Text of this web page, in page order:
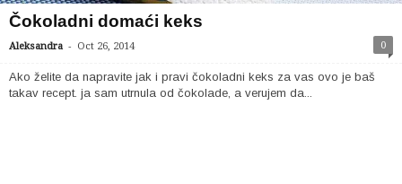
Čokoladni domaći keks
Aleksandra - Oct 26, 2014 0
Ako želite da napravite jak i pravi čokoladni keks za vas ovo je baš
takav recept. ja sam utrnula od čokolade, a verujem da...